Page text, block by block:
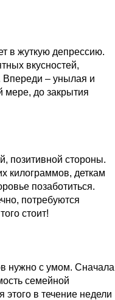
в жуткую депрессию.
вкусностей,
Впереди – унылая и
мере, до закрытия
позитивной стороны.
килограммов, деткам
позаботиться.
потребуются
стоит!
нужно с умом. Сначала
семейной
в течение недели